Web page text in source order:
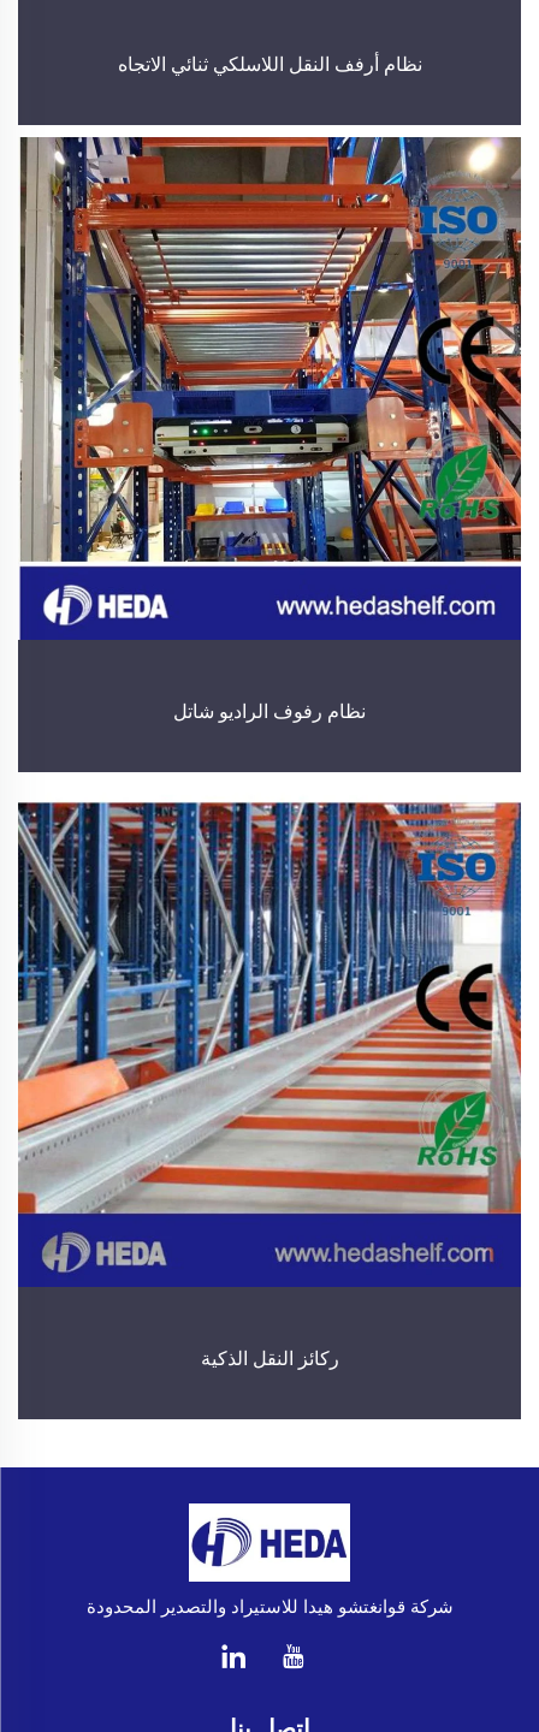
نظام أرفف النقل اللاسلكي ثنائي الاتجاه
نظام رفوف الراديو شاتل
ركائز النقل الذكية
شركة قوانغتشو هيدا للاستيراد والتصدير المحدودة